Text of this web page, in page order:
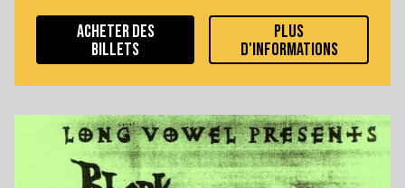
ACHETER DES
BILLETS
PLUS
D'INFORMATIONS